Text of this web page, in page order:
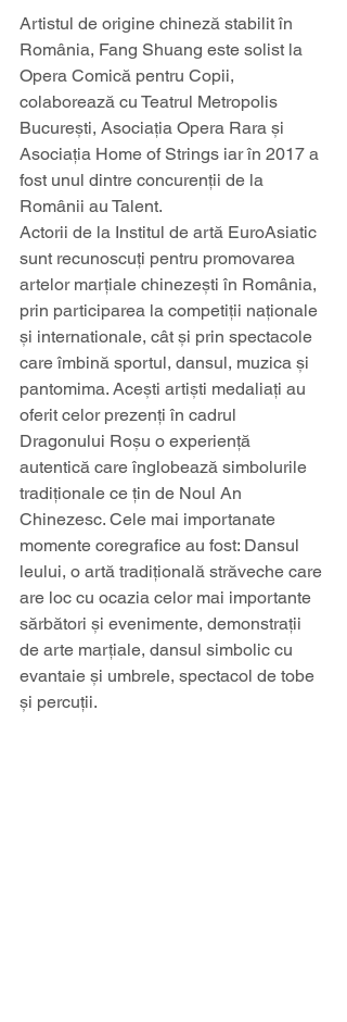
Artistul de origine chineză stabilit în
România, Fang Shuang este solist la
Opera Comică pentru Copii,
colaborează cu Teatrul Metropolis
București, Asociația Opera Rara și
Asociația Home of Strings iar în 2017 a
fost unul dintre concurenții de la
Românii au Talent.
Actorii de la Institul de artă EuroAsiatic
sunt recunoscuți pentru promovarea
artelor marțiale chinezești în România,
prin participarea la competiții naționale
și internationale, cât și prin spectacole
care îmbină sportul, dansul, muzica și
pantomima. Acești artiști medaliați au
oferit celor prezenți în cadrul
Dragonului Roșu o experiență
autentică care înglobează simbolurile
tradiționale ce țin de Noul An
Chinezesc. Cele mai importanate
momente coregrafice au fost: Dansul
leului, o artă tradiţională străveche care
are loc cu ocazia celor mai importante
sărbători şi evenimente, demonstrații
de arte marțiale, dansul simbolic cu
evantaie și umbrele, spectacol de tobe
și percuții.